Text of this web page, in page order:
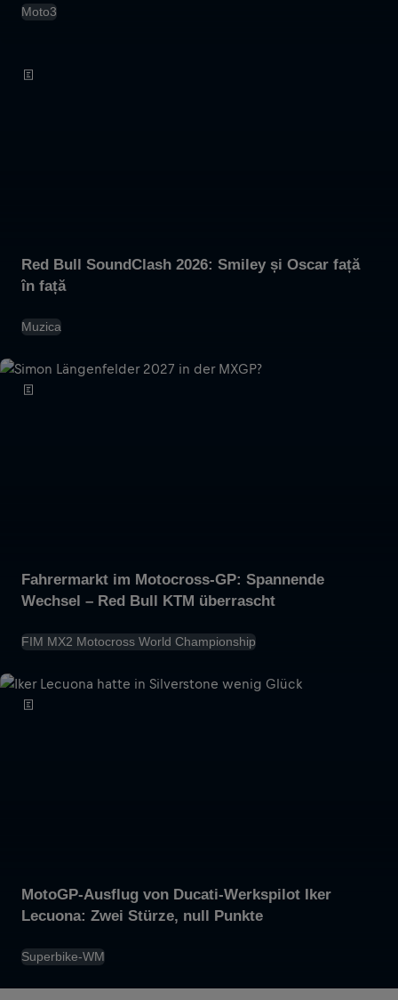
Moto3
Red Bull SoundClash 2026: Smiley și Oscar față
în față
Muzica
Fahrermarkt im Motocross-GP: Spannende
Wechsel – Red Bull KTM überrascht
FIM MX2 Motocross World Championship
MotoGP-Ausflug von Ducati-Werkspilot Iker
Lecuona: Zwei Stürze, null Punkte
Superbike-WM
Red Bull 能量飲料